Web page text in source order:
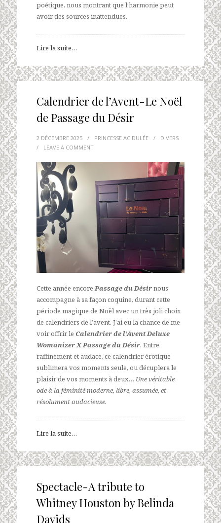
poétique, nous montrant que l’harmonie peut
avoir des sources inattendues.
Lire la suite…
Calendrier de l’Avent-Le Noël
de Passage du Désir
2 DÉCEMBRE 2025 / PRINCESSE ACIDULÉE /
DIVERS
/
LEAVE A COMMENT
Cette année encorePassage du Désirnous
accompagne à sa façon coquine, durant cette
période magique de Noël avec un très joli choix
de calendriers de l’avent. J’ai eu la chance de me
voir offrir le Calendrier de l’Avent Deluxe
Womanizer X Passage du Désir. Entre
raffinement et audace, ce calendrier érotique
sublimera vos moments seule, ou décuplera le
plaisir de vos moments à deux… Une véritable
ode à la féminité moderne, libre, assumée, et
résolument audacieuse.
Lire la suite…
Spectacle-A tribute to
Whitney Houston by Belinda
Davids